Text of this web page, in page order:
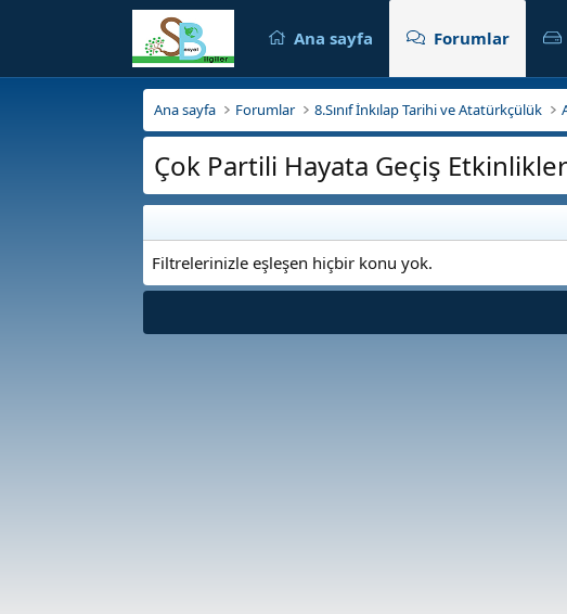
Ana sayfa Forumlar
Ana sayfa Forumlar 8.Sınıf İnkılap Tarihi ve Atatürkçülük
Çok Partili Hayata Geçiş
Filtrelerinizle eşleşen hiçbir konu yok.